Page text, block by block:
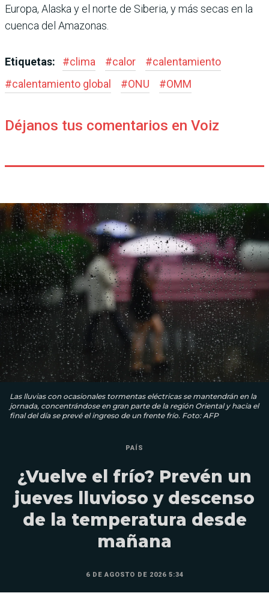
Europa, Alaska y el norte de Siberia, y más secas en la
cuenca del Amazonas.
Etiquetas: #clima #calor #calentamiento
#calentamiento global #ONU #OMM
Déjanos tus comentarios en Voiz
Las lluvias con ocasionales tormentas eléctricas se mantendrán en la
jornada, concentrándose en gran parte de la región Oriental y hacia el
final del día se prevé el ingreso de un frente frío. Foto: AFP
PAÍS
¿Vuelve el frío? Prevén un
jueves lluvioso y descenso
de la temperatura desde
mañana
6 DE AGOSTO DE 2026 5:34